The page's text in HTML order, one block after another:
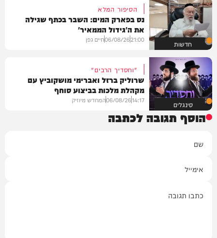
חדשות
הסיפור המלא
נס בפארק המים: השבר בכתף שגילה
את ה'גידול הממאיר'
21:00
06/08/26חיים גפן
סינגלים
"וחסדיך הרבים"
שרוליק ברזל ואברימי מושקוביץ עם
מקהלת מלכות בביצוע סוחף
14:17
06/08/26המחדש מיוזיק
הוסף תגובה לכתבה